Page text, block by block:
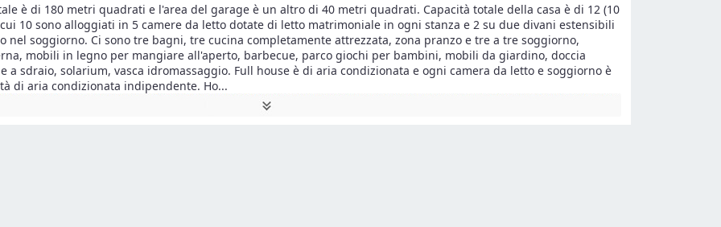
è di 180 metri quadrati e l'area del garage è un altro di 40 metri quadrati. Capacità totale della casa è di 12 (10
10 sono alloggiati in 5 camere da letto dotate di letto matrimoniale in ogni stanza e 2 su due divani estensibili
nel soggiorno. Ci sono tre bagni, tre cucina completamente attrezzata, zona pranzo e tre a tre soggiorno,
mobili in legno per mangiare all'aperto, barbecue, parco giochi per bambini, mobili da giardino, doccia
a sdraio, solarium, vasca idromassaggio. Full house è di aria condizionata e ogni camera da letto e soggiorno è
di aria condizionata indipendente. Ho...